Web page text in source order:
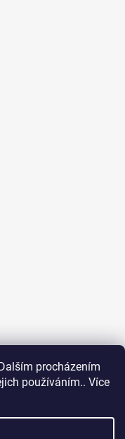
procházením
používáním.. Více
- Všechna